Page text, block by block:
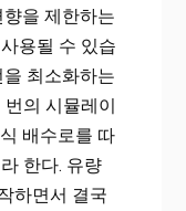
을 제한하는
용될 수 있습
최소화하는
의 시뮬레이
배수로를 따
한다. 유량
하면서 결국